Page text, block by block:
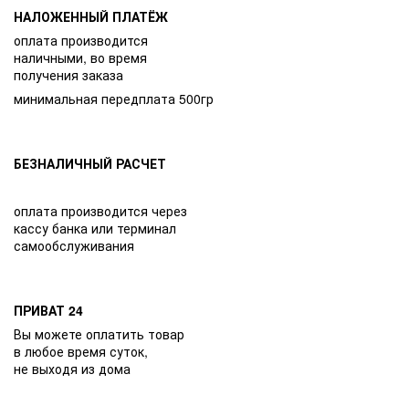
НАЛОЖЕННЫЙ ПЛАТЁЖ
оплата производится
наличными, во время
получения заказа
минимальная передплата 500гр
БЕЗНАЛИЧНЫЙ РАСЧЕТ
оплата производится через
кассу банка или терминал
самообслуживания
ПРИВАТ 24
Вы можете оплатить товар
в любое время суток,
не выходя из дома